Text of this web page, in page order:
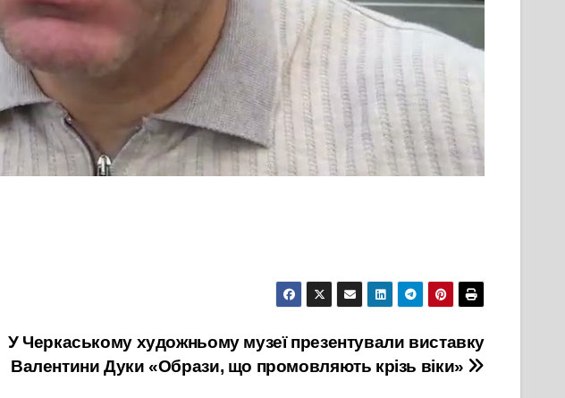
У Черкаському художньому музеї презентували виставку
Валентини Дуки «Образи, що промовляють крізь віки»